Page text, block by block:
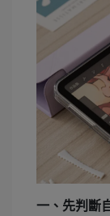
一、先判斷